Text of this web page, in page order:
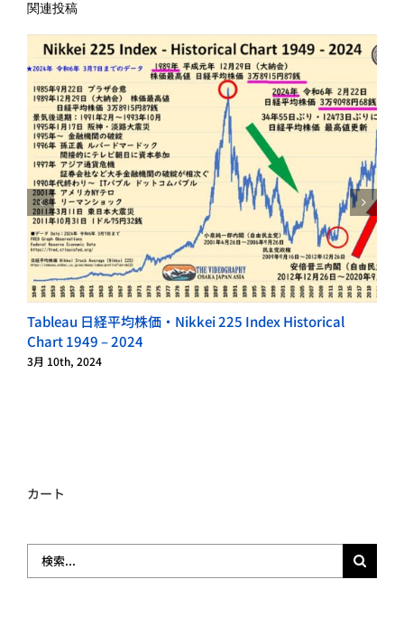
関連投稿
Tableau 日経平均株価・Nikkei 225 Index Historical
Chart 1949 – 2024
3月 10th, 2024
カート